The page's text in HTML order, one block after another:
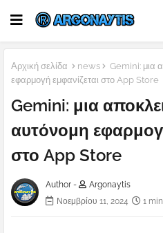
Αρχική σελίδα news
Gemini: μια
εφαρμογή εμφανίζεται στο App Store
Gemini: μια
αυτόνομη
στο App Store
Author -
Argonaytis
Νοεμβρίου 11, 2024
1